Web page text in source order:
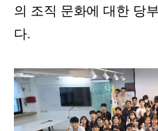
의 조직 문화에 대한 당
다.